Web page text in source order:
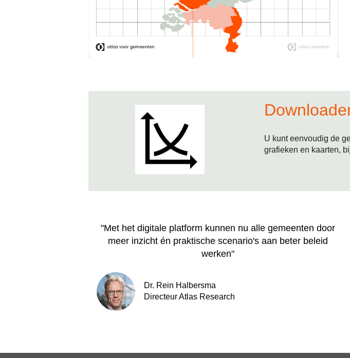
U kunt eenvoudig de
grafieken en kaarten,
"Met het digitale platform kunnen nu alle gemeenten door
meer inzicht én praktische scenario's aan beter beleid
werken"
Dr. Rein Halbersma
Directeur Atlas Research